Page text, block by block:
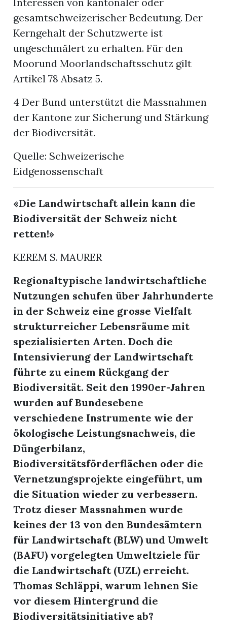
gesamtschweizerischer Bedeutung. Der
Kerngehalt der Schutzwerte ist
ungeschmälert zu erhalten. Für den
Moorund Moorlandschaftsschutz gilt
Artikel 78 Absatz 5.
4 Der Bund unterstützt die Massnahmen
der Kantone zur Sicherung und Stärkung
der Biodiversität.
Quelle: Schweizerische
Eidgenossenschaft
«Die Landwirtschaft allein kann die
Biodiversität der Schweiz nicht
retten!»
KEREM S. MAURER
Regionaltypische landwirtschaftliche
Nutzungen schufen über Jahrhunderte
in der Schweiz eine grosse Vielfalt
strukturreicher Lebensräume mit
spezialisierten Arten. Doch die
Intensivierung der Landwirtschaft
führte zu einem Rückgang der
Biodiversität. Seit den 1990er-Jahren
wurden auf Bundesebene
verschiedene Instrumente wie der
ökologische Leistungsnachweis, die
Düngerbilanz,
Biodiversitätsförderflächen oder die
Vernetzungsprojekte eingeführt, um
die Situation wieder zu verbessern.
Trotz dieser Massnahmen wurde
keines der 13 von den Bundesämtern
für Landwirtschaft (BLW) und Umwelt
(BAFU) vorgelegten Umweltziele für
die Landwirtschaft (UZL) erreicht.
Thomas Schläppi, warum lehnen Sie
vor diesem Hintergrund die
Biodiversitätsinitiative ab?